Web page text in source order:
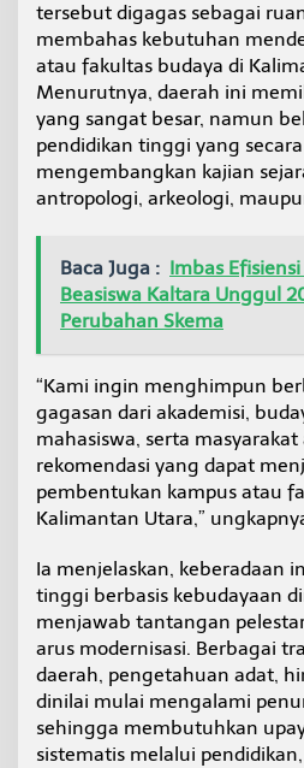
b
u
d
a
y
a
n
tersebut digagas sebagai
membahas kebutuhan
atau fakultas budaya di
Menurutnya, daerah ini
yang sangat besar, namun
pendidikan tinggi yang
mengembangkan kajian
antropologi, arkeologi,
Baca Juga : Imbas
Beasiswa Kaltara Unggul
Perubahan Skema
“Kami ingin menghimpun
gagasan dari akademisi,
mahasiswa, serta
rekomendasi yang dapat
pembentukan kampus atau
Kalimantan Utara,”
Ia menjelaskan, keberadaan
tinggi berbasis kebudayaan
menjawab tantangan
arus modernisasi. Berbagai
daerah, pengetahuan adat,
dinilai mulai mengalami
sehingga membutuhkan
sistematis melalui